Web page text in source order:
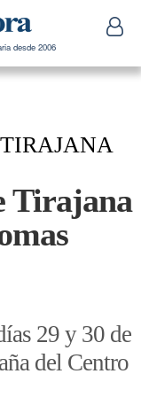
desde 2006
Tirajana
29 y 30 de
del Centro